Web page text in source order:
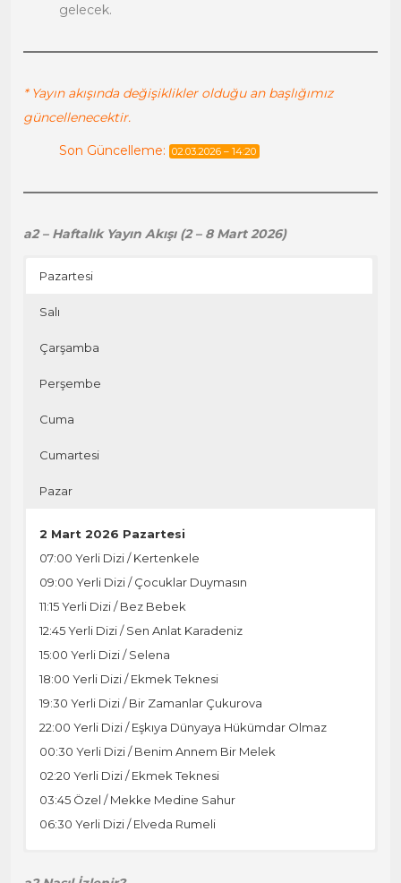
gelecek.
* Yayın akışında değişiklikler olduğu an başlığımız
güncellenecektir.
Son Güncelleme: 02.03.2026 – 14:20
a2 – Haftalık Yayın Akışı (2 – 8 Mart 2026)
Pazartesi
Salı
Çarşamba
Perşembe
Cuma
Cumartesi
Pazar
2 Mart 2026 Pazartesi
07:00 Yerli Dizi / Kertenkele
09:00 Yerli Dizi / Çocuklar Duymasın
11:15 Yerli Dizi / Bez Bebek
12:45 Yerli Dizi / Sen Anlat Karadeniz
15:00 Yerli Dizi / Selena
18:00 Yerli Dizi / Ekmek Teknesi
19:30 Yerli Dizi / Bir Zamanlar Çukurova
22:00 Yerli Dizi / Eşkıya Dünyaya Hükümdar Olmaz
00:30 Yerli Dizi / Benim Annem Bir Melek
02:20 Yerli Dizi / Ekmek Teknesi
03:45 Özel / Mekke Medine Sahur
06:30 Yerli Dizi / Elveda Rumeli